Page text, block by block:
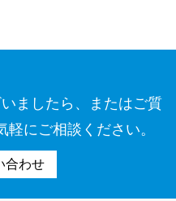
ましたら、またはご質
にご相談ください。
合わせ